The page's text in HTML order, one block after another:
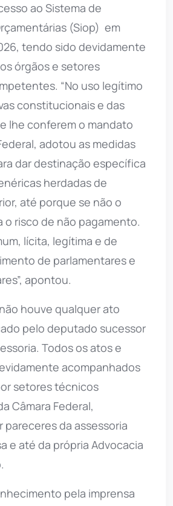
ao Sistema de
(Siop) em
tendo sido devidamente
órgãos e setores
“No uso legítimo
constitucionais e das
lhe conferem o mandato
adotou as medidas
dar destinação específica
herdadas de
até porque se não o
o risco de não pagamento.
lícita, legítima e de
de parlamentares e
apontou.
houve qualquer ato
pelo deputado sucessor
Todos os atos e
acompanhados
setores técnicos
Câmara Federal,
pareceres da assessoria
e até da própria Advocacia
pela imprensa